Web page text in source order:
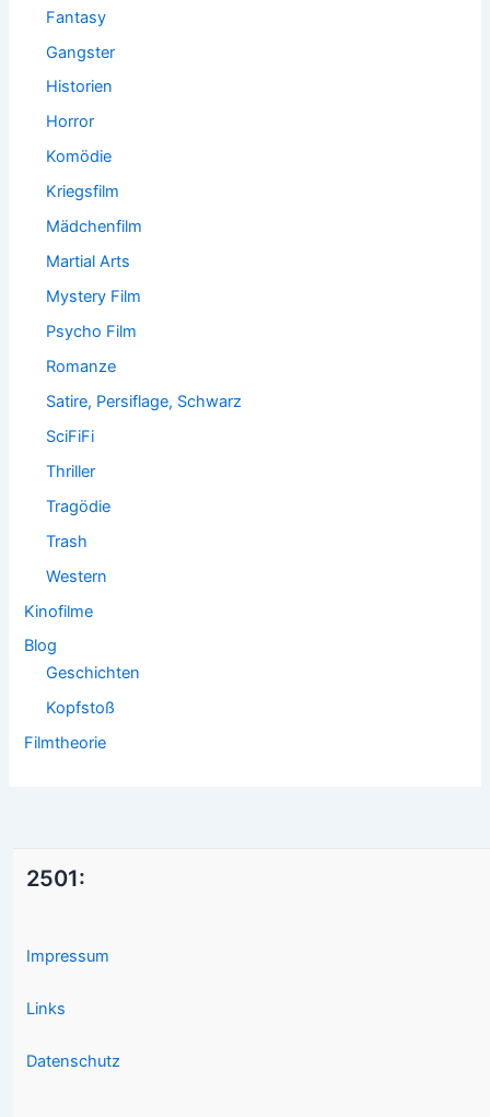
Fantasy
Gangster
Historien
Horror
Komödie
Kriegsfilm
Mädchenfilm
Martial Arts
Mystery Film
Psycho Film
Romanze
Satire, Persiflage, Schwarz
SciFiFi
Thriller
Tragödie
Trash
Western
Kinofilme
Blog
Geschichten
Kopfstoß
Filmtheorie
2501:
Impressum
Links
Datenschutz